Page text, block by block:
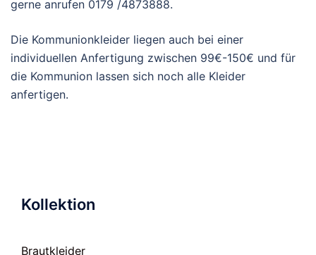
gerne anrufen 0179 /4873888.
Die Kommunionkleider liegen auch bei einer
individuellen Anfertigung zwischen 99€-150€ und für
die Kommunion lassen sich noch alle Kleider
anfertigen.
Kollektion
Brautkleider